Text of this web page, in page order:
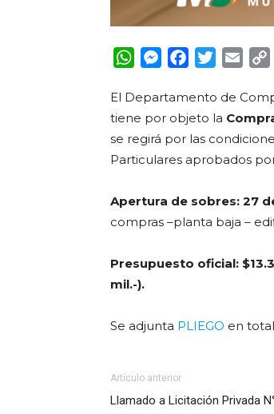
WhatsApp
Messenger
FacebookTwitterEmail
El Departamento de
tiene por objeto la
se regirá por las
Particulares aprobados
Apertura de sobres: 27
compras –planta baja –
Presupuesto oficial:
mil.-).
Se adjunta PLIEGO en
Artículo anterior
Llamado a Licitación Privada